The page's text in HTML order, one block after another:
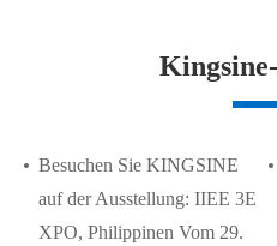
Besuchen Sie KINGSINE
auf der Ausstellung: IIEE 3E
XPO, Philippinen Vom 29.